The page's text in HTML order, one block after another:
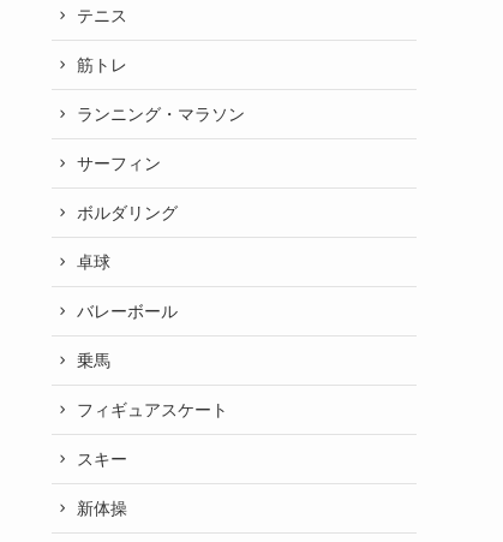
テニス
筋トレ
ランニング・マラソン
サーフィン
ボルダリング
卓球
バレーボール
乗馬
フィギュアスケート
スキー
新体操